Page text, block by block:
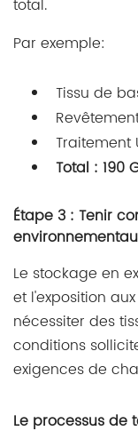
total.
Par exemple:
Tissu de
Traitement
Total : 190
Étape 3 : Tenir
Le stockage en
et l'exposition
nécessiter des
conditions
exigences de
Le processus de